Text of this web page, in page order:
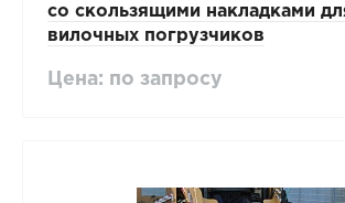
со скользящими накладками
вилочных погрузчиков
Цена: по запросу